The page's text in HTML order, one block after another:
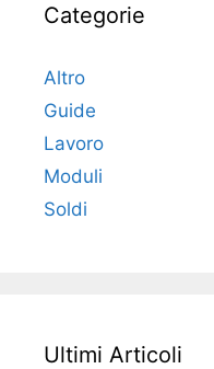
Categorie
Altro
Guide
Lavoro
Moduli
Soldi
Ultimi Articoli